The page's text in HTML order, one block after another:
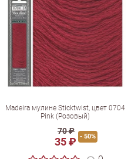
Madeira мулине Sticktwist, цвет 0704
Pink (Розовый)
70 ₽
35 ₽ - 50%